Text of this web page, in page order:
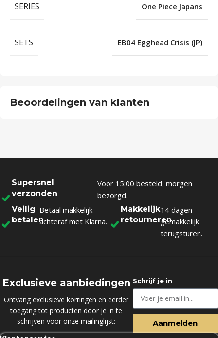
SERIES One Piece Japans
SETS EB04 Egghead Crisis (JP)
Beoordelingen van klanten
Supersnel
verzonden
Voor 15:00 besteld, morgen
bezorgd.
Veilig
betalen
Betaal makkelijk
achteraf met Klarna.
Makkelijk
retourneren
14 dagen
gemakkelijk
terugsturen.
Exclusieve aanbiedingen
Ontvang exclusieve kortingen en eerder
toegang tot producten door je in te
schrijven voor onze mailinglijst:
Schrijf je in
Aanmelden